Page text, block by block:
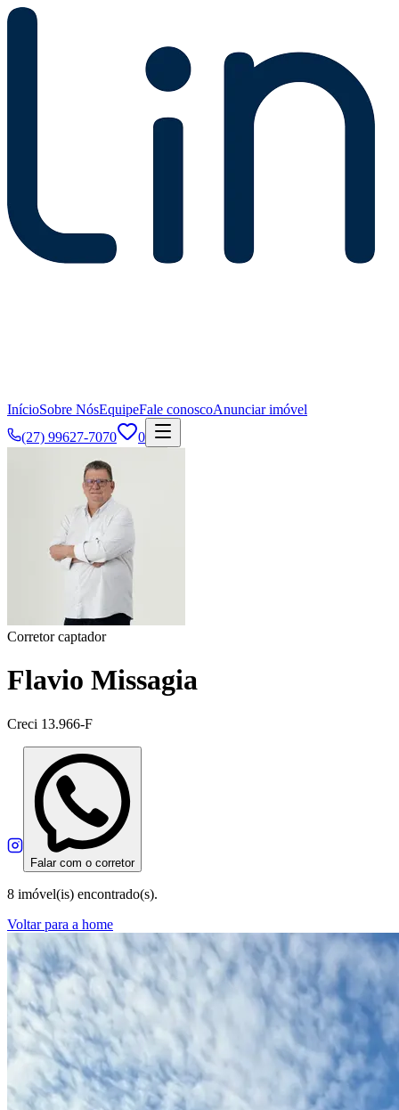
InícioSobre NósEquipeFale conoscoAnunciar imóvel
(27) 99627-7070
0
Corretor captador
Flavio Missagia
Creci 13.966-F
Falar com o corretor
8 imóvel(is) encontrado(s).
Voltar para a home